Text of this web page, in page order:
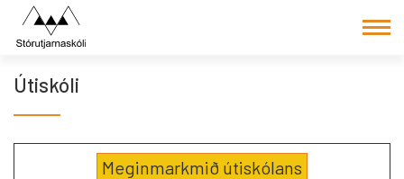
Fara
efni
Útiskóli
Meginmarkmið útiskólans